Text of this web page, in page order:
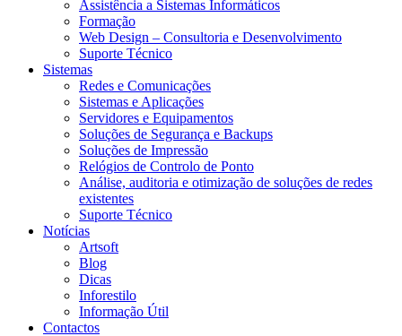
Assistência a Sistemas Informáticos
Formação
Web Design – Consultoria e Desenvolvimento
Suporte Técnico
Sistemas
Redes e Comunicações
Sistemas e Aplicações
Servidores e Equipamentos
Soluções de Segurança e Backups
Soluções de Impressão
Relógios de Controlo de Ponto
Análise, auditoria e otimização de soluções de redes
existentes
Suporte Técnico
Notícias
Artsoft
Blog
Dicas
Inforestilo
Informação Útil
Contactos